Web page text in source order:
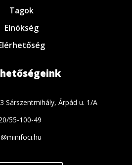
Tagok
Elnökség
Sárszentmihály, Árpád u. 1/A
55-100-49